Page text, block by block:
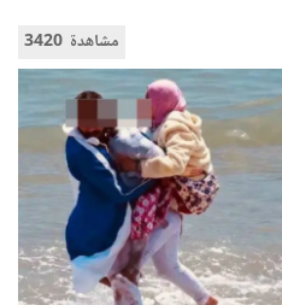
3420 مشاهدة